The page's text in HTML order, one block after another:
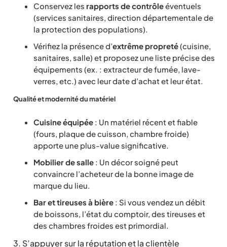
Conservez les rapports de contrôleéventuels
(services sanitaires, direction départementale de
la protection des populations).
Vérifiez la présence d’extrême propreté(cuisine,
sanitaires, salle) et proposez une liste précise des
équipements (ex. : extracteur de fumée, lave-
verres, etc.) avec leur date d’achat et leur état.
Qualité et modernité du matériel
Cuisine équipée : Un matériel récent et fiable
(fours, plaque de cuisson, chambre froide)
apporte une plus-value significative.
Mobilier de salle : Un décor soigné peut
convaincre l’acheteur de la bonne image de
marque du lieu.
Bar et tireuses à bière : Si vous vendez un débit
de boissons, l’état du comptoir, des tireuses et
des chambres froides est primordial.
3. S’appuyer sur la réputation et la clientèle